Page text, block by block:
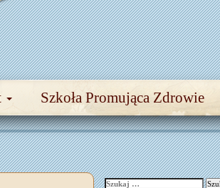
Szkoła Promująca Zdrowie
Szukaj: